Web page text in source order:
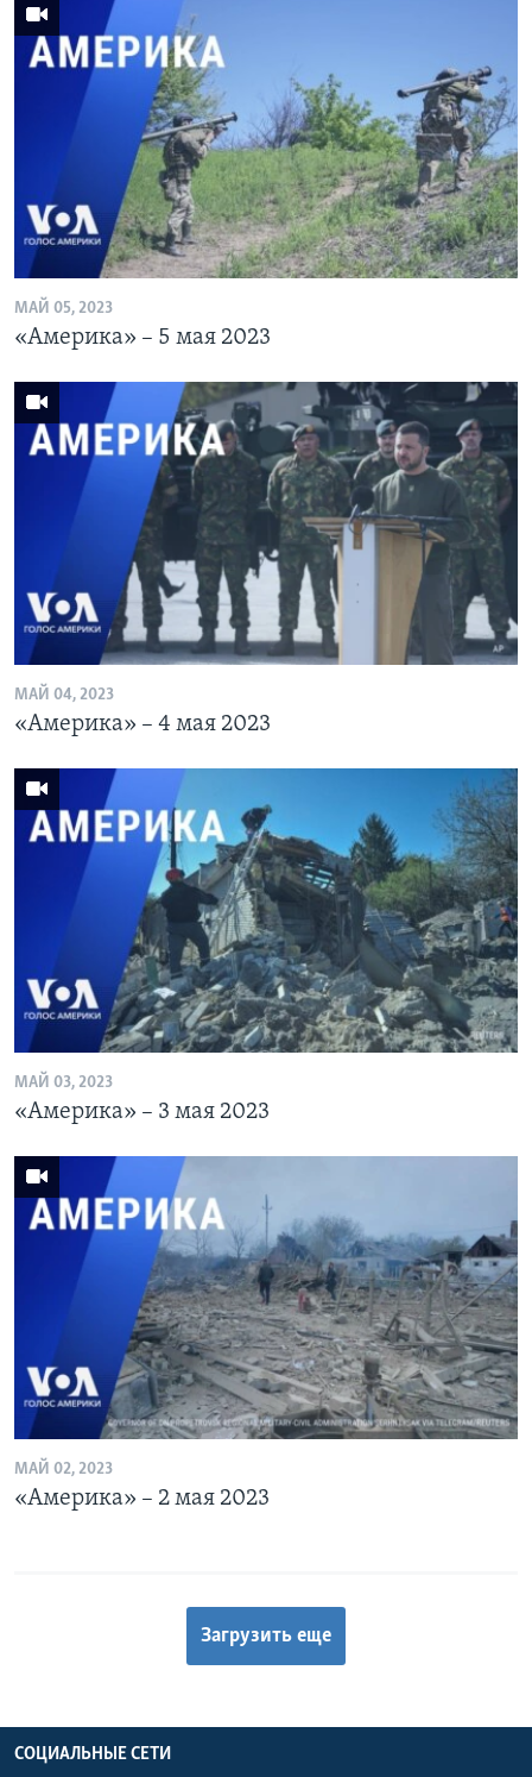
МАЙ 05, 2023
«Америка» – 5 мая 2023
МАЙ 04, 2023
«Америка» – 4 мая 2023
МАЙ 03, 2023
«Америка» – 3 мая 2023
МАЙ 02, 2023
«Америка» – 2 мая 2023
Загрузить еще
СОЦИАЛЬНЫЕ СЕТИ